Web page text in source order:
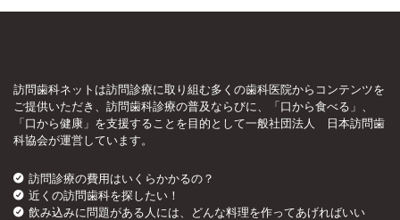
訪問歯科ネットは訪問診療に取り組む多くの歯科医院からコンテンツを
ご提供いただき、訪問歯科診療の普及ならびに、「口から食べる」、
「口から健康」を支援することを目的として一般社団法人 日本訪問歯
科協会が運営しています。
訪問診療の費用はいくらかかるの？
近くの訪問歯科を探したい！
飲み込みに問題がある人には、どんな料理を作ってあげればいい